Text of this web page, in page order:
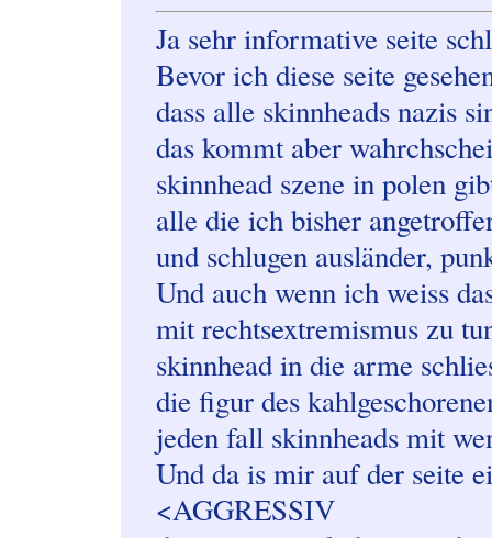
Ja sehr informative seite
Bevor ich diese seite
dass alle skinnheads nazis
das kommt aber
skinnhead szene in polen
alle die ich bisher
und schlugen ausländer,
Und auch wenn ich weiss
mit rechtsextremismus zu
skinnhead in die arme
die figur des
jeden fall skinnheads mit
Und da is mir auf der seite
<AGGRESSIV